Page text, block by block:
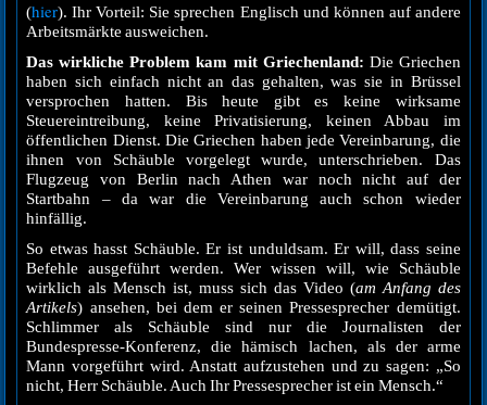
(hier). Ihr Vorteil: Sie sprechen Englisch und können auf andere
Arbeitsmärkte ausweichen.
Das wirkliche Problem kam mit Griechenland: Die Griechen
haben sich einfach nicht an das gehalten, was sie in Brüssel
versprochen hatten. Bis heute gibt es keine wirksame
Steuereintreibung, keine Privatisierung, keinen Abbau im
öffentlichen Dienst. Die Griechen haben jede Vereinbarung, die
ihnen von Schäuble vorgelegt wurde, unterschrieben. Das
Flugzeug von Berlin nach Athen war noch nicht auf der
Startbahn – da war die Vereinbarung auch schon wieder
hinfällig.
So etwas hasst Schäuble. Er ist unduldsam. Er will, dass seine
Befehle ausgeführt werden. Wer wissen will, wie Schäuble
wirklich als Mensch ist, muss sich das Video (am Anfang des
Artikels) ansehen, bei dem er seinen Pressesprecher demütigt.
Schlimmer als Schäuble sind nur die Journalisten der
Bundespresse-Konferenz, die hämisch lachen, als der arme
Mann vorgeführt wird. Anstatt aufzustehen und zu sagen: „So
nicht, Herr Schäuble. Auch Ihr Pressesprecher ist ein Mensch.“